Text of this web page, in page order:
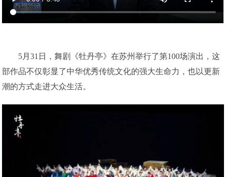
5月31日，舞剧《牡丹亭》在苏州举行了第100场演出，这
部作品不仅彰显了中华优秀传统文化的强大生命力，也以更新
潮的方式走进大众生活。